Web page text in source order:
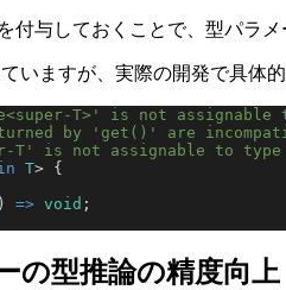
付与しておくことで、型パラ
いますが、実際の開発で具体
T>' is not assignable
by 'get()' are
T' is not assignable to type
T> {
) => void ;
の型推論の精度向上